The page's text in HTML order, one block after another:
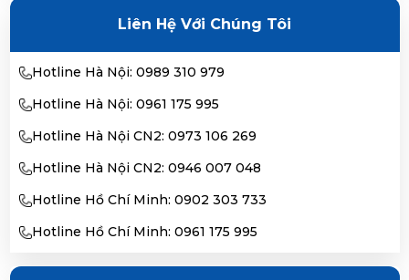
Liên Hệ Với Chúng Tôi
Hotline Hà Nội: 0989 310 979
Hotline Hà Nội: 0961 175 995
Hotline Hà Nội CN2: 0973 106 269
Hotline Hà Nội CN2: 0946 007 048
Hotline Hồ Chí Minh: 0902 303 733
Hotline Hồ Chí Minh: 0961 175 995